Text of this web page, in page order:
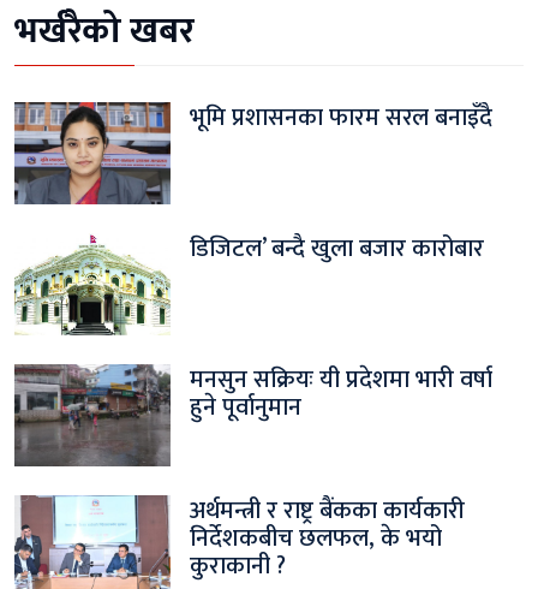
भर्खरैको खबर
भूमि प्रशासनका फारम सरल बनाइँदै
डिजिटल’ बन्दै खुला बजार कारोबार
मनसुन सक्रियः यी प्रदेशमा भारी वर्षा
हुने पूर्वानुमान
अर्थमन्त्री र राष्ट्र बैंकका कार्यकारी
निर्देशकबीच छलफल, के भयो
कुराकानी ?